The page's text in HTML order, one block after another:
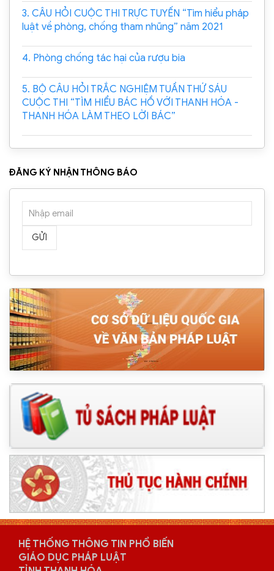
3. CÂU HỎI CUỘC THI TRỰC TUYẾN “Tìm hiểu pháp
luật về phòng, chống tham nhũng” năm 2021
4. Phòng chống tác hại của rượu bia
5. BỘ CÂU HỎI TRẮC NGHIỆM TUẦN THỨ SÁU
CUỘC THI “TÌM HIỂU BÁC HỒ VỚI THANH HÓA -
THANH HÓA LÀM THEO LỜI BÁC”
ĐĂNG KÝ NHẬN THÔNG BÁO
GỬI
HỆ THỐNG THÔNG TIN PHỔ BIẾN
GIÁO DỤC PHÁP LUẬT